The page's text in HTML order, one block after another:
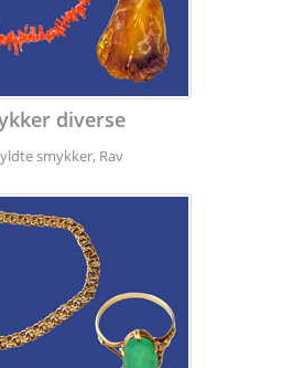
diverse
smykker, Rav